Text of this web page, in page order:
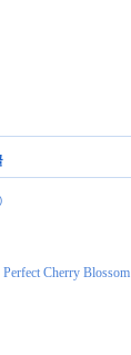
Cherry Blossom